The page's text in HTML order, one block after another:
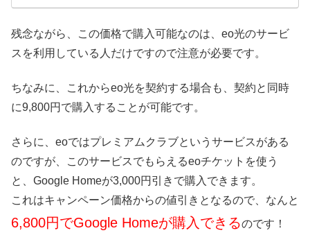
残念ながら、この価格で購入可能なのは、eo光のサービ
スを利用している人だけですので注意が必要です。
ちなみに、これからeo光を契約する場合も、契約と同時
に9,800円で購入することが可能です。
さらに、eoではプレミアムクラブというサービスがある
のですが、このサービスでもらえるeoチケットを使う
と、Google Homeが3,000円引きで購入できます。
これはキャンペーン価格からの値引きとなるので、なんと
6,800円でGoogle Homeが購入できるのです！